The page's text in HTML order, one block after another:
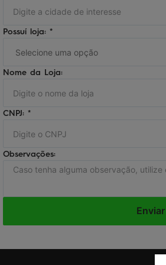
Possuí loja: *
Nome da Loja:
CNPJ: *
Observações:
Enviar